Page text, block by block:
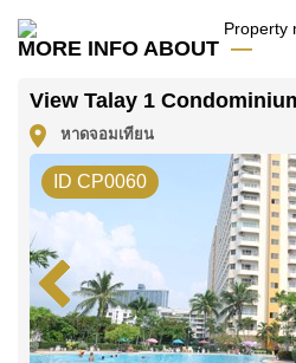
ค้นพบโอกาสในการทำให้ที่อยู่อ
ติดต่อ Cornerstone Real
หรือ อีเมล
WhatsApp ของสำนักงาน:
@cornerstonepattaya
MORE INFO ABOUT
View Talay 1
หาดจอมเทียน
ID CP0060